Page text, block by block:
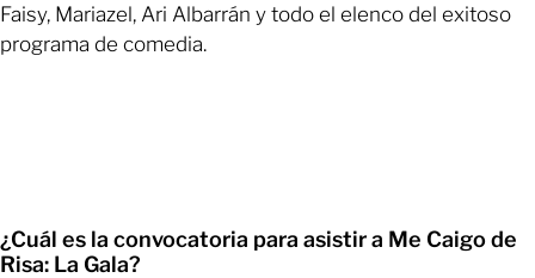
Faisy, Mariazel, Ari Albarrán y todo el elenco del exitoso
programa de comedia.
¿Cuál es la convocatoria para asistir a Me Caigo de
Risa: La Gala?